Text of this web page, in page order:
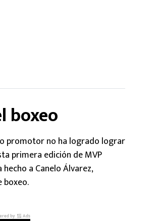
boxeo
promotor no ha logrado lograr
primera edición de MVP
a Canelo Álvarez,
boxeo.